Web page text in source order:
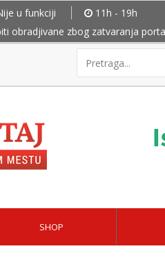
u funkciji 11h - 19h
obradjivane zbog zatvaranja
SHOP